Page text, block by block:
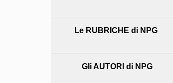
Le RUBRICHE di NPG
Gli AUTORI di NPG